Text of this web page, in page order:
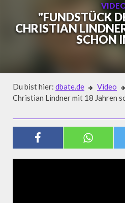
"FUNDSTÜCK
CHRISTIAN
SCHON
Du bist hier: dbate.de Video
Christian Lindner mit 18 Jahren
"FUNDSTÜCK DER
CHRISTIAN
JAHREN SCHON